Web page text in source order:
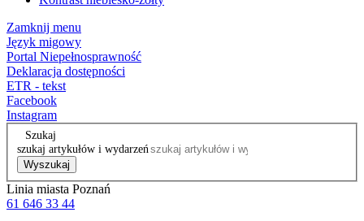
Zamknij menu
Język migowy
Portal Niepełnosprawność
Deklaracja dostępności
ETR - tekst
Facebook
Instagram
Szukaj
szukaj artykułów i wydarzeń
Wyszukaj
Linia miasta Poznań
61 646 33 44